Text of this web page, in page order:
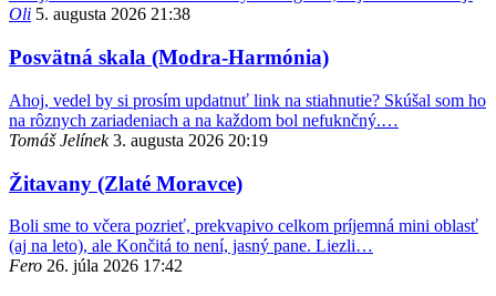
Oli 5. augusta 2026 21:38
Posvätná skala (Modra-Harmónia)
Ahoj, vedel by si prosím updatnuť link na stiahnutie? Skúšal som ho
na rôznych zariadeniach a na každom bol nefuknčný.…
Tomáš Jelínek 3. augusta 2026 20:19
Žitavany (Zlaté Moravce)
Boli sme to včera pozrieť, prekvapivo celkom príjemná mini oblasť
(aj na leto), ale Končitá to není, jasný pane. Liezli…
Fero 26. júla 2026 17:42